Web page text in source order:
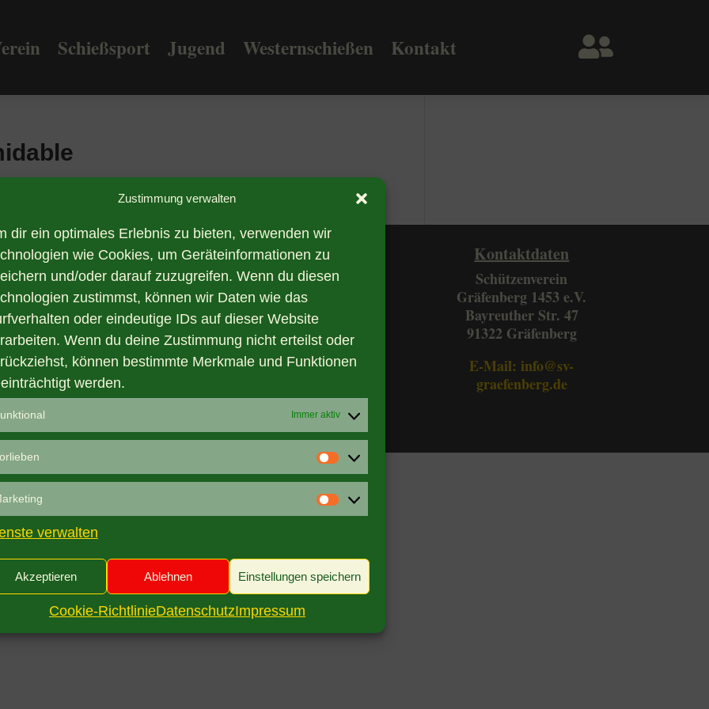
Zustimmung verwalten
dir ein optimales Erlebnis zu bieten, verwenden wir
wie Cookies, um Geräteinformationen zu
und/oder darauf zuzugreifen. Wenn du diesen
zustimmst, können wir Daten wie das
oder eindeutige IDs auf dieser Website
Wenn du deine Zustimmung nicht erteilst oder
können bestimmte Merkmale und Funktionen
werden.
Immer aktiv
Vorlieben
Marketing
verwalten
Akzeptieren Ablehnen Einstellungen speichern
Cookie-RichtlinieDatenschutzImpressum
Schießsport Jugend Westernschießen Kontakt 
Trainingszeiten Satzung
Vereinsordnung
Kontaktdaten
Schützenverein
Gräfenberg 1453 e.V.
Bayreuther Str. 47
91322 Gräfenberg
E-Mail: info@sv-
graefenberg.de